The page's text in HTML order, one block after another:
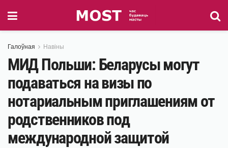
Галоўная Навіны
МИД Польши: Беларусы могут
подаваться на визы по
нотариальным приглашениям от
родственников под
международной защитой